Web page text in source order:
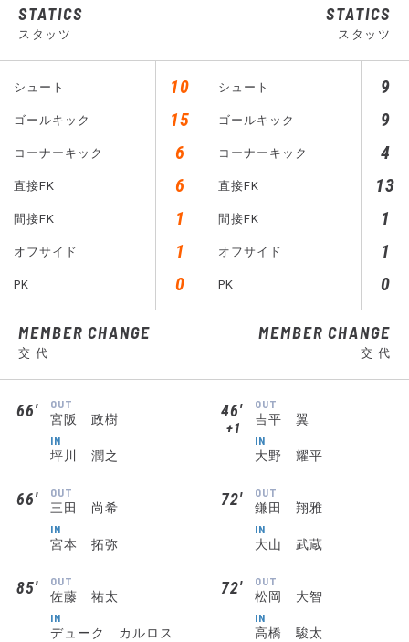
STATICS
スタッツ
シュート 10
ゴールキック 15
コーナーキック 6
直接FK 6
間接FK 1
オフサイド 1
PK 0
MEMBER CHANGE
交 代
66′ OUT
宮阪 政樹
IN
坪川 潤之
66′ OUT
三田 尚希
IN
宮本 拓弥
85′ OUT
佐藤 祐太
IN
デューク カルロス
STATICS
スタッツ
シュート 9
ゴールキック 9
コーナーキック 4
直接FK 13
間接FK 1
オフサイド 1
PK 0
MEMBER CHANGE
交 代
46′
+1
OUT
吉平 翼
IN
大野 耀平
72′ OUT
鎌田 翔雅
IN
大山 武蔵
72′ OUT
松岡 大智
IN
高橋 駿太